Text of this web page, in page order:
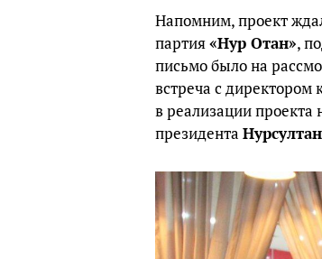
Напомним, проект
партия«Нур Отан»,
письмо было на
встреча с директором
в реализации проекта
президента